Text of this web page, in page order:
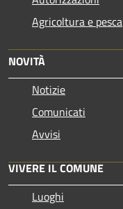
Agricoltura e pesca
NOVITÀ
Notizie
Comunicati
Avvisi
VIVERE IL COMUNE
Luoghi